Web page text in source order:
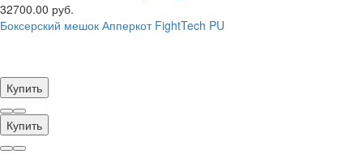
32700.00 руб.
Боксерский мешок Апперкот FightTech PU
Купить
Купить